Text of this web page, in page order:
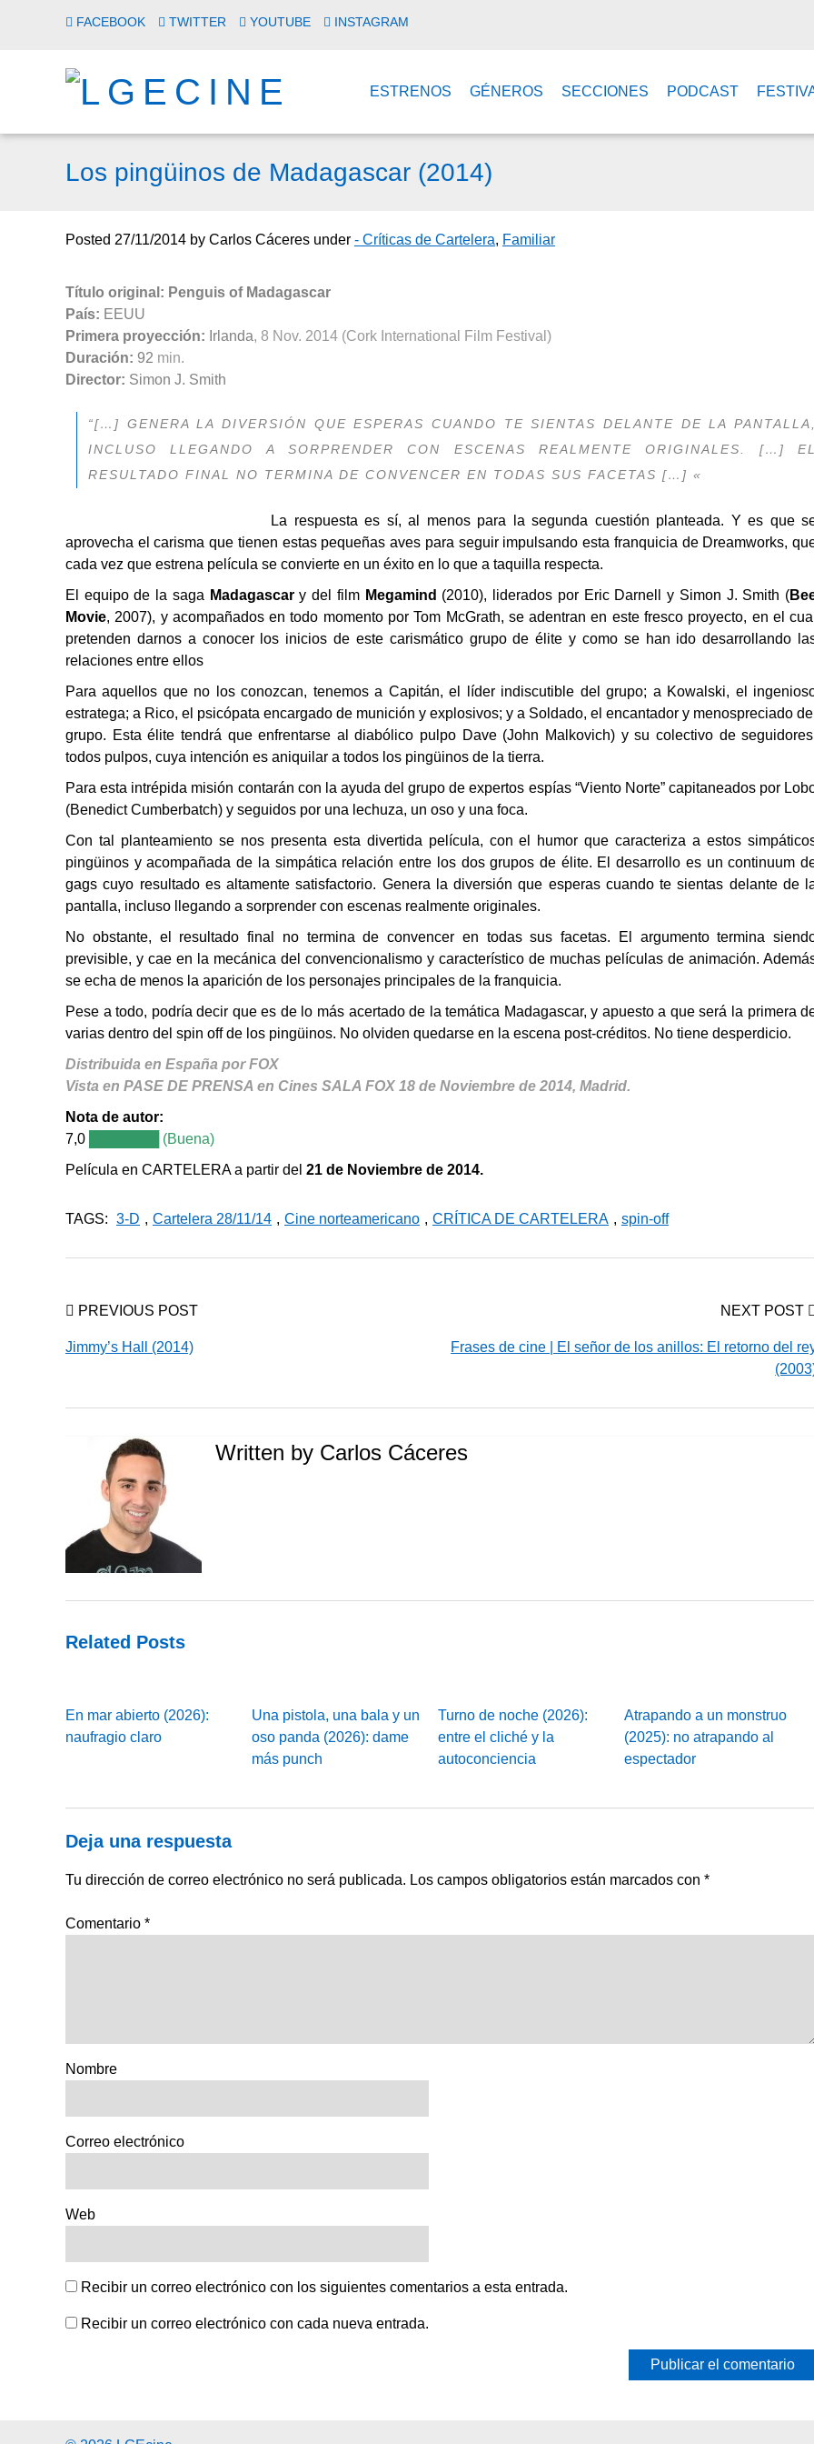
FACEBOOK TWITTER YOUTUBE INSTAGRAM
ESTRENOS GÉNEROS SECCIONES PODCAST
Los pingüinos de Madagascar (2014)
Posted 27/11/2014 by Carlos Cáceres under - Críticas de Cartelera, Familiar
Título original: Penguis of Madagascar
País: EEUU
Primera proyección: Irlanda, 8 Nov. 2014 (Cork International Film Festival)
Duración: 92 min.
Director: Simon J. Smith
“[…] GENERA LA DIVERSIÓN QUE ESPERAS CUANDO TE SIENTAS DELANTE DE LA PANTALLA,
INCLUSO LLEGANDO A SORPRENDER CON ESCENAS REALMENTE ORIGINALES. […] EL
RESULTADO FINAL NO TERMINA DE CONVENCER EN TODAS SUS FACETAS […] «
La respuesta es sí, al menos para la segunda cuestión planteada. Y es que
aprovecha el carisma que tienen estas pequeñas aves para seguir impulsando esta franquicia de Dreamworks,
cada vez que estrena película se convierte en un éxito en lo que a taquilla respecta.
El equipo de la saga Madagascary del film Megamind (2010), liderados por Eric Darnell y Simon J. Smith (
Movie, 2007), y acompañados en todo momento por Tom McGrath, se adentran en este fresco proyecto, en el cual
pretenden darnos a conocer los inicios de este carismático grupo de élite y como se han ido desarrollando
relaciones entre ellos
Para aquellos que no los conozcan, tenemos a Capitán, el líder indiscutible del grupo; a Kowalski, el
estratega; a Rico, el psicópata encargado de munición y explosivos; y a Soldado, el encantador y menospreciado del
grupo. Esta élite tendrá que enfrentarse al diabólico pulpo Dave (John Malkovich) y su colectivo de
todos pulpos, cuya intención es aniquilar a todos los pingüinos de la tierra.
Para esta intrépida misión contarán con la ayuda del grupo de expertos espías “Viento Norte” capitaneados por
(Benedict Cumberbatch) y seguidos por una lechuza, un oso y una foca.
Con tal planteamiento se nos presenta esta divertida película, con el humor que caracteriza a estos
pingüinos y acompañada de la simpática relación entre los dos grupos de élite. El desarrollo es un continuum
gags cuyo resultado es altamente satisfactorio. Genera la diversión que esperas cuando te sientas delante de
pantalla, incluso llegando a sorprender con escenas realmente originales.
No obstante, el resultado final no termina de convencer en todas sus facetas. El argumento termina
previsible, y cae en la mecánica del convencionalismo y característico de muchas películas de animación.
se echa de menos la aparición de los personajes principales de la franquicia.
Pese a todo, podría decir que es de lo más acertado de la temática Madagascar, y apuesto a que será la primera
varias dentro del spin off de los pingüinos. No olviden quedarse en la escena post-créditos. No tiene desperdicio.
Distribuida en España por FOX
Vista en PASE DE PRENSA en Cines SALA FOX 18 de Noviembre de 2014, Madrid.
Nota de autor:
7,0
███████ (Buena)
Película en CARTELERA a partir del 21 de Noviembre de 2014.
TAGS: 3-D , Cartelera 28/11/14 , Cine norteamericano , CRÍTICA DE CARTELERA , spin-off
PREVIOUS POST
Jimmy’s Hall (2014)
NEXT POST
Frases de cine | El señor de los anillos: El retorno del
Written by Carlos Cáceres
Related Posts
En mar abierto (2026):
naufragio claro
Una pistola, una bala y un
oso panda (2026): dame
más punch
Turno de noche (2026):
entre el cliché y la
autoconciencia
Atrapando a un monstruo
(2025): no atrapando al
espectador
Deja una respuesta
Tu dirección de correo electrónico no será publicada. Los campos obligatorios están marcados con *
Comentario *
Nombre
Correo electrónico
Web
Recibir un correo electrónico con los siguientes comentarios a esta entrada.
Recibir un correo electrónico con cada nueva entrada.